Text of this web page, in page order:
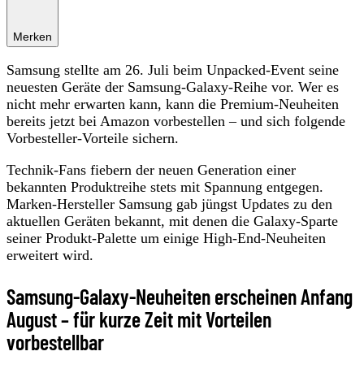
Merken
Samsung stellte am 26. Juli beim Unpacked-Event seine
neuesten Geräte der Samsung-Galaxy-Reihe vor. Wer es
nicht mehr erwarten kann, kann die Premium-Neuheiten
bereits jetzt bei Amazon vorbestellen – und sich folgende
Vorbesteller-Vorteile sichern.
Technik-Fans fiebern der neuen Generation einer
bekannten Produktreihe stets mit Spannung entgegen.
Marken-Hersteller Samsung gab jüngst Updates zu den
aktuellen Geräten bekannt, mit denen die Galaxy-Sparte
seiner Produkt-Palette um einige High-End-Neuheiten
erweitert wird.
Samsung-Galaxy-Neuheiten erscheinen Anfang
August – für kurze Zeit mit Vorteilen
vorbestellbar